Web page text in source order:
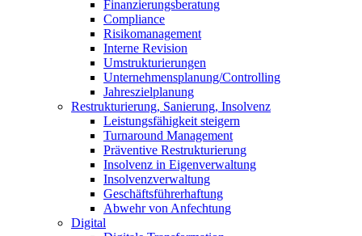
Finanzierungsberatung
Compliance
Risikomanagement
Interne Revision
Umstrukturierungen
Unternehmensplanung/Controlling
Jahreszielplanung
Restrukturierung, Sanierung, Insolvenz
Leistungsfähigkeit steigern
Turnaround Management
Präventive Restrukturierung
Insolvenz in Eigenverwaltung
Insolvenzverwaltung
Geschäftsführerhaftung
Abwehr von Anfechtung
Digital